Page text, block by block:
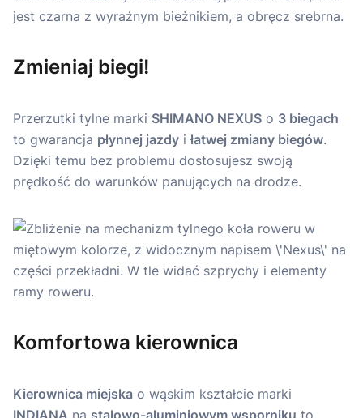
Zmieniaj biegi!
Przerzutki tylne marki SHIMANO NEXUS o 3 biegach
to gwarancja płynnej jazdy i łatwej zmiany biegów.
Dzięki temu bez problemu dostosujesz swoją
prędkość do warunków panujących na drodze.
Komfortowa kierownica
Kierownica miejska o wąskim kształcie marki
INDIANA na stalowo-aluminiowym wsporniku to